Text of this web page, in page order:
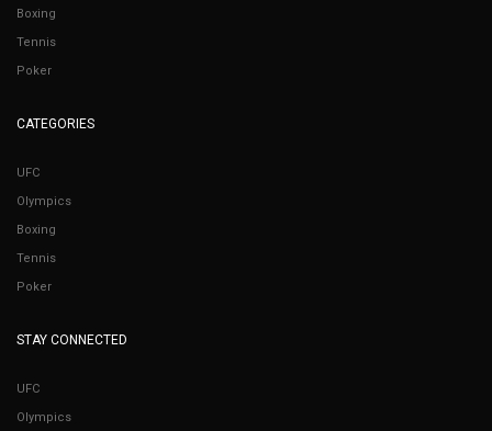
Boxing
Tennis
Poker
CATEGORIES
UFC
Olympics
Boxing
Tennis
Poker
STAY CONNECTED
UFC
Olympics